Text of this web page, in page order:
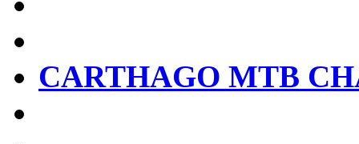
CARTHAGO MTB